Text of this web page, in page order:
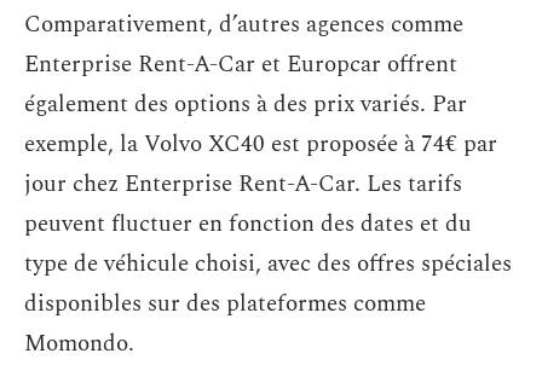
Comparativement, d’autres agences comme
Enterprise Rent-A-Car et Europcar offrent
également des options à des prix variés. Par
exemple, la Volvo XC40 est proposée à 74€ par
jour chez Enterprise Rent-A-Car. Les tarifs
peuvent fluctuer en fonction des dates et du
type de véhicule choisi, avec des offres spéciales
disponibles sur des plateformes comme
Momondo.